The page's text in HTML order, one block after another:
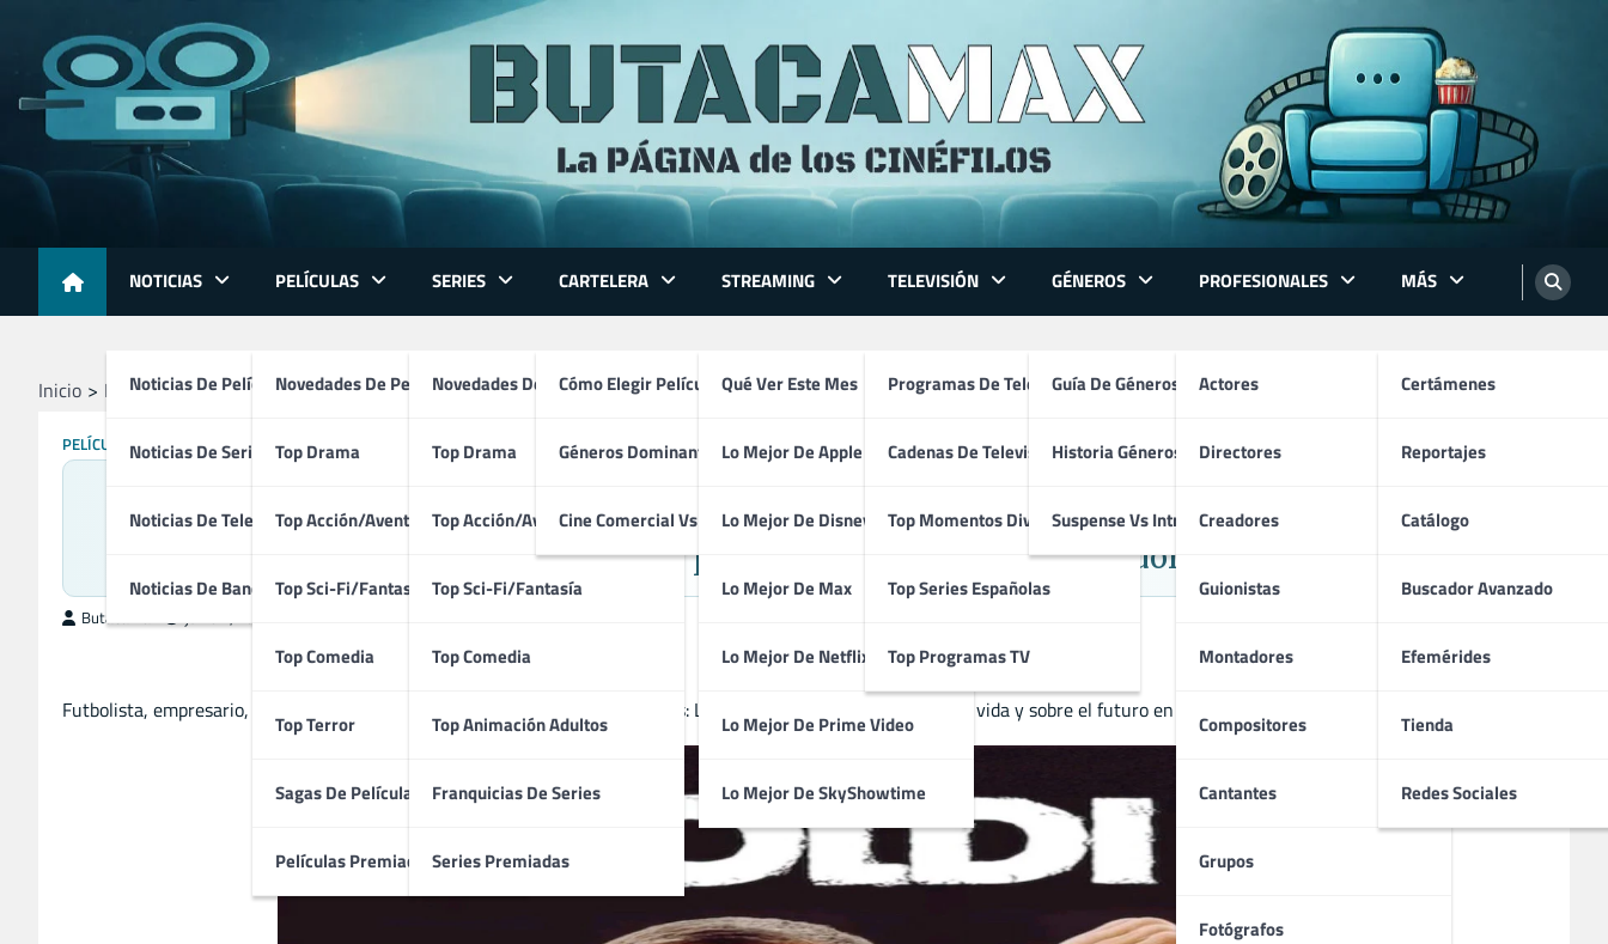
content
NOTICIAS
Noticias De Películas
Noticias De Series
Noticias De Televisión
Noticias De Bandas Sonoras
PELÍCULAS
Novedades De Películas
Top Drama
Top Acción/Aventura
Top Sci-Fi/Fantasía
Top Comedia
Top Terror
Sagas De Películas
Películas Premiadas
SERIES
Novedades De Series
Top Drama
Top Acción/Aventura
Top Sci-Fi/Fantasía
Top Comedia
Top Animación Adultos
Franquicias De Series
Series Premiadas
CARTELERA
Cómo Elegir Película
Géneros Dominantes
Cine Comercial Vs Autor
STREAMING
Qué Ver Este Mes
Lo Mejor De Apple TV
Lo Mejor De Disney+
Lo Mejor De Max
Lo Mejor De Netflix
Lo Mejor De Prime Video
Lo Mejor De SkyShowtime
TELEVISIÓN
Programas De Televisión
Cadenas De Televisión
Top Momentos Divertidos
Top Series Españolas
Top Programas TV
GÉNEROS
Guía De Géneros
Historia Géneros TV
Suspense Vs Intriga
PROFESIONALES
Actores
Directores
Creadores
Guionistas
Montadores
Compositores
Cantantes
Grupos
Fotógrafos
MÁS
Certámenes
Reportajes
Catálogo
Buscador Avanzado
Efemérides
Tienda
Redes Sociales
Inicio Películas Poldi (2026)
PELÍCULAS
Poldi (2026)
Filmación Alemana protagonizada por Lukas Podolski
ButacaMax
Futbolista, empresario, ídolo de masas y héroe popular de la cabeza a los pies: Lukas Podolski reflexiona sobre su vida y sobre el futuro en este íntimo documental.